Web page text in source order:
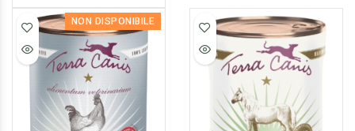
stomaco e intestino
NON DISPONIBILE